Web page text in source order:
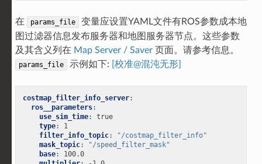
在 params_file
变量应设置YAML文件有ROS参数成本地
图过滤器信息发布服务器和地图服务器节点。这些参数
及其含义列在 Map Server / Saver页面。请参考信息。
params_file 示例如下: [校准@混沌无形]
costmap_filter_info_server:
ros__parameters:
use_sim_time:
true
type:
1
filter_info_topic:
"/costmap_filter_info"
mask_topic:
"/speed_filter_mask"
base:
100.0